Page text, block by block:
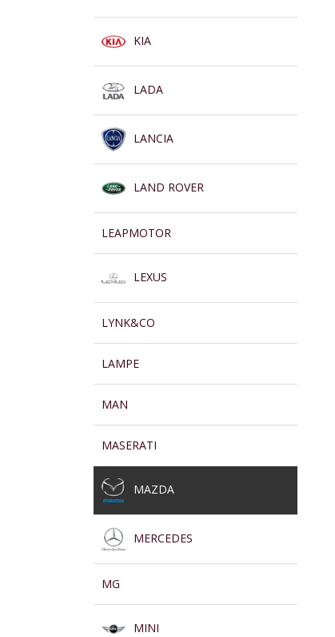
KIA
LADA
LANCIA
LAND ROVER
LEAPMOTOR
LEXUS
LYNK&CO
LAMPE
MAN
MASERATI
MAZDA
MERCEDES
MG
MINI